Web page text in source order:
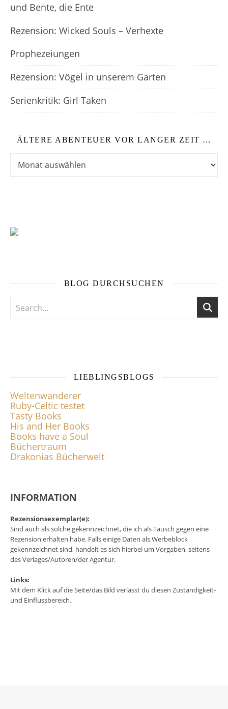
und Bente, die Ente
Rezension: Wicked Souls – Verhexte
Prophezeiungen
Rezension: Vögel in unserem Garten
Serienkritik: Girl Taken
ÄLTERE ABENTEUER VOR LANGER ZEIT …
BLOG DURCHSUCHEN
LIEBLINGSBLOGS
Weltenwanderer
Ruby-Celtic testet
Tasty Books
His and Her Books
Books have a Soul
Büchertraum
Drakonias Bücherwelt
INFORMATION
Rezensionsexemplar(e):
Sind auch als solche gekennzeichnet, die ich als Tausch gegen eine
Rezension erhalten habe. Falls einige Daten als Werbeblock
gekennzeichnet sind, handelt es sich hierbei um Vorgaben, seitens
des Verlages/Autoren/der Agentur.
Links:
Mit dem Klick auf die Seite/das Bild verlässt du diesen Zuständigkeit-
und Einflussbereich.